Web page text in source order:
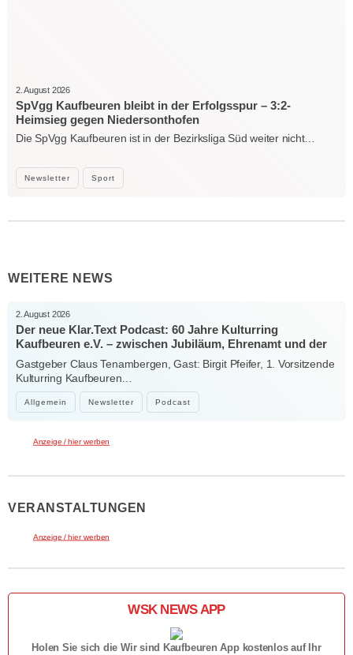
Newsletter Sport
2. August 2026
SpVgg Kaufbeuren bleibt in der Erfolgsspur – 3:2-
Heimsieg gegen Niedersonthofen
Die SpVgg Kaufbeuren ist in der Bezirksliga Süd weiter nicht…
WEITERE NEWS
Allgemein Newsletter Podcast
2. August 2026
Der neue Klar.Text Podcast: 60 Jahre Kulturring
Kaufbeuren e.V. – zwischen Jubiläum, Ehrenamt und der
Kraft der Kultur
Gastgeber Claus Tenambergen, Gast: Birgit Pfeifer, 1. Vorsitzende
Kulturring Kaufbeuren…
Anzeige / hier werben
VERANSTALTUNGEN
Anzeige / hier werben
WSK NEWS APP
Holen Sie sich die Wir sind Kaufbeuren App kostenlos auf Ihr